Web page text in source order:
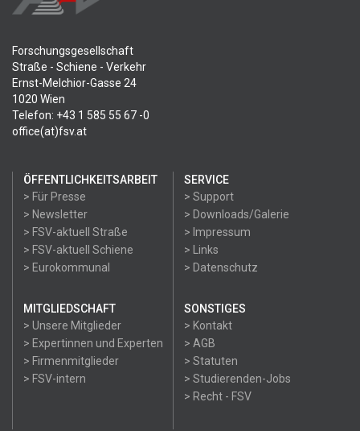
Forschungsgesellschaft
Straße - Schiene - Verkehr
Ernst-Melchior-Gasse 24
1020 Wien
Telefon: +43 1 585 55 67 -0
office(at)fsv.at
ÖFFENTLICHKEITSARBEIT
> Für Presse
> Newsletter
> FSV-aktuell Straße
> FSV-aktuell Schiene
> Eurokommunal
SERVICE
> Support
> Downloads/Galerie
> Impressum
> Links
> Datenschutz
MITGLIEDSCHAFT
> Unsere Mitglieder
> Expertinnen und Experten
> Firmenmitglieder
> FSV-intern
SONSTIGES
> Kontakt
> AGB
> Statuten
> Studierenden-Jobs
> Recht - FSV